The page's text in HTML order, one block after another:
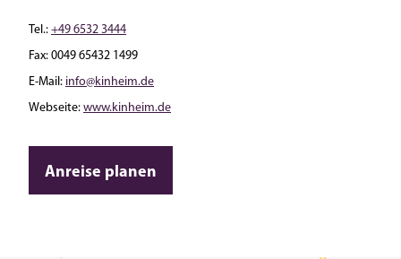
Tel.: +49 6532 3444
Fax: 0049 65432 1499
E-Mail: info@kinheim.de
Webseite: www.kinheim.de
Anreise planen